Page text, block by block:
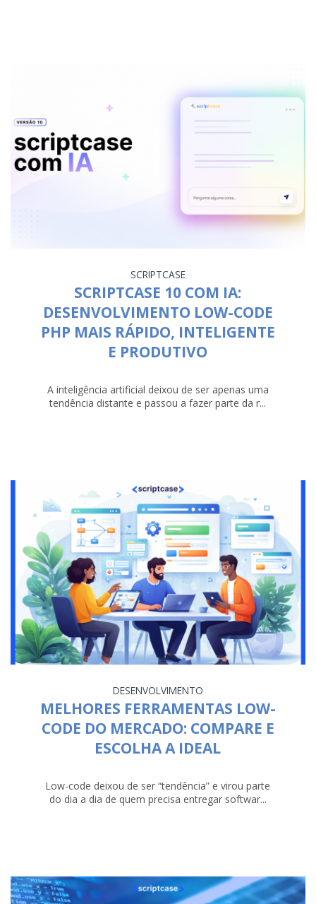
SCRIPTCASE
SCRIPTCASE 10 COM IA:
DESENVOLVIMENTO LOW-CODE
PHP MAIS RÁPIDO, INTELIGENTE
E PRODUTIVO
A inteligência artificial deixou de ser apenas uma
tendência distante e passou a fazer parte da r...
DESENVOLVIMENTO
MELHORES FERRAMENTAS LOW-
CODE DO MERCADO: COMPARE E
ESCOLHA A IDEAL
Low-code deixou de ser “tendência” e virou parte
do dia a dia de quem precisa entregar softwar...